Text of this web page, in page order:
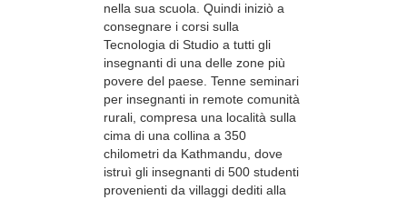
nella sua scuola. Quindi iniziò a
consegnare i corsi sulla
Tecnologia di Studio a tutti gli
insegnanti di una delle zone più
povere del paese. Tenne seminari
per insegnanti in remote comunità
rurali, compresa una località sulla
cima di una collina a 350
chilometri da Kathmandu, dove
istruì gli insegnanti di 500 studenti
provenienti da villaggi dediti alla